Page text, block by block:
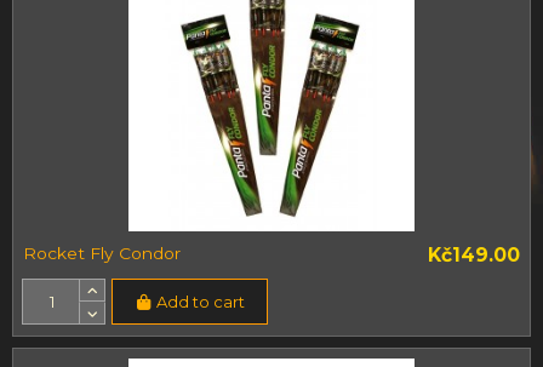
Rocket Fly Condor Kč149.00
Add to cart